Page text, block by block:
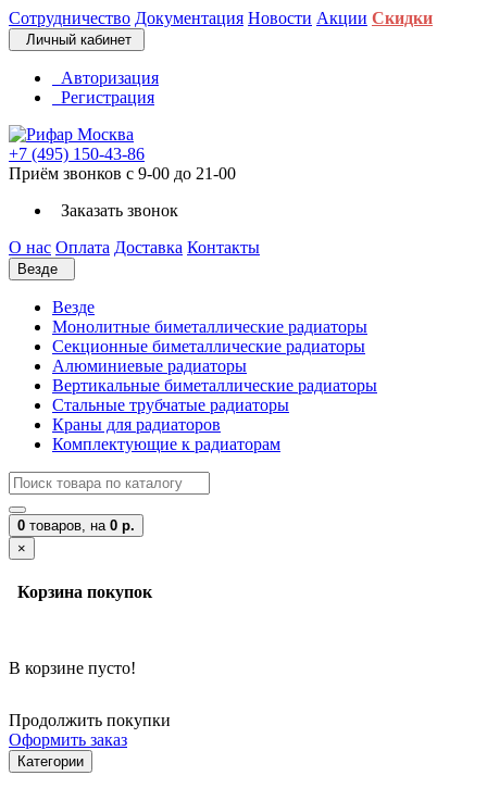
Сотрудничество Документация Новости Акции Скидки
Личный кабинет
Авторизация
Регистрация
+7 (495) 150-43-86
Приём звонков с 9-00 до 21-00
Заказать звонок
О нас Оплата Доставка Контакты
Везде
Везде
Монолитные биметаллические радиаторы
Секционные биметаллические радиаторы
Алюминиевые радиаторы
Вертикальные биметаллические радиаторы
Стальные трубчатые радиаторы
Краны для радиаторов
Комплектующие к радиаторам
0 товаров, на 0 р.
×
Корзина покупок
В корзине пусто!
Продолжить покупки
Оформить заказ
Категории